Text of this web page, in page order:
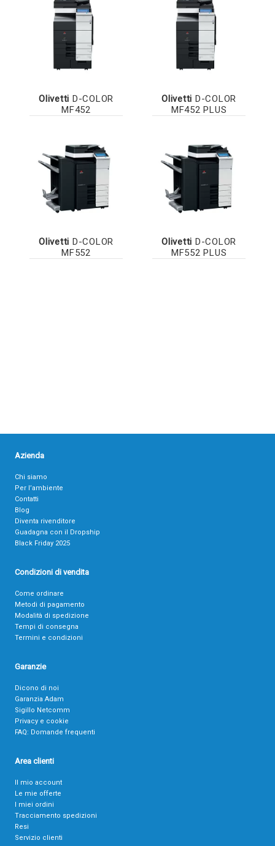
Olivetti D-COLOR
MF452
Olivetti D-COLOR
MF452 PLUS
Olivetti D-COLOR
MF552
Olivetti D-COLOR
MF552 PLUS
Azienda
Chi siamo
Per l’ambiente
Contatti
Blog
Diventa rivenditore
Guadagna con il Dropship
Black Friday 2025
Condizioni di vendita
Come ordinare
Metodi di pagamento
Modalità di spedizione
Tempi di consegna
Termini e condizioni
Garanzie
Dicono di noi
Garanzia Adam
Sigillo Netcomm
Privacy e cookie
FAQ: Domande frequenti
Area clienti
Il mio account
Le mie offerte
I miei ordini
Tracciamento spedizioni
Resi
Servizio clienti